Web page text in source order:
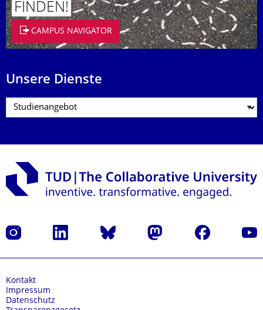
FINDEN!
CAMPUS NAVIGATOR
Unsere Dienste
Instagram LinkedIn Bluesky Mastodon Facebook
Kontakt
Impressum
Datenschutz